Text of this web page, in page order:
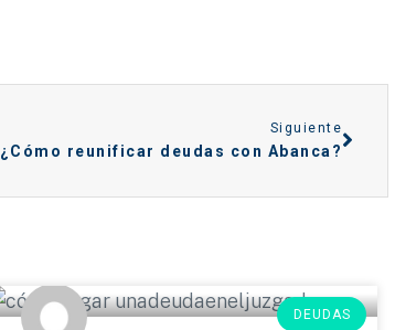
Siguiente
¿Cómo reunificar deudas con Abanca?
DEUDAS